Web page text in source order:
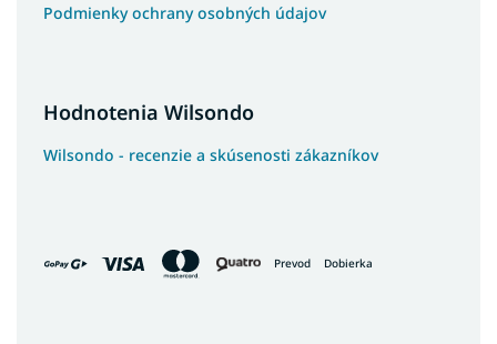
Podmienky ochrany osobných údajov
Hodnotenia Wilsondo
Wilsondo - recenzie a skúsenosti zákazníkov
Prevod Dobierka